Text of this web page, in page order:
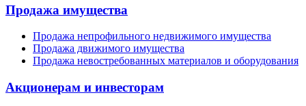
Продажа имущества
Продажа непрофильного недвижимого имущества
Продажа движимого имущества
Продажа невостребованных материалов и оборудования
Акционерам и инвесторам